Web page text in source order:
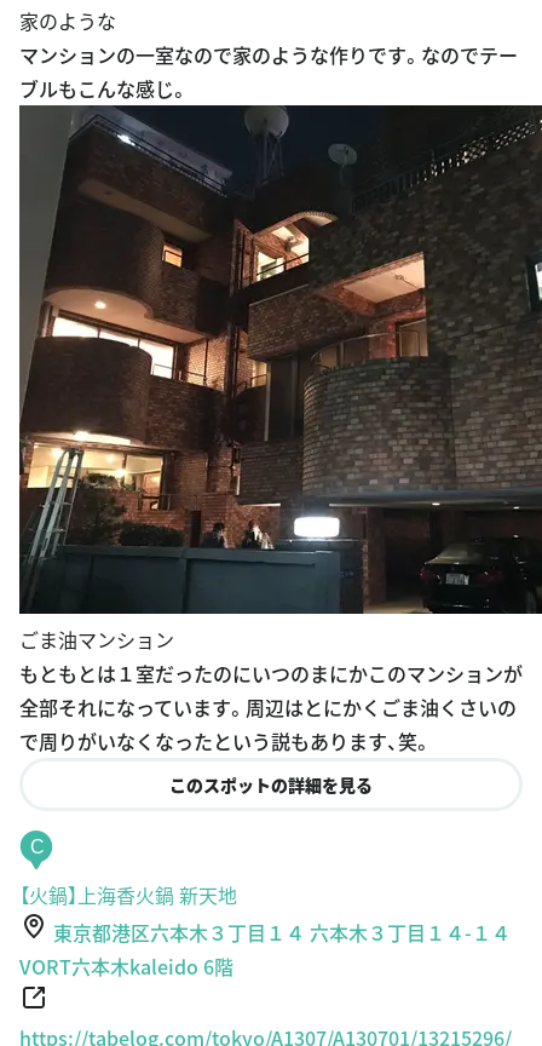
家のような
マンションの一室なので家のような作りです。なのでテー
ブルもこんな感じ。
ごま油マンション
もともとは１室だったのにいつのまにかこのマンションが
全部それになっています。周辺はとにかくごま油くさいの
で周りがいなくなったという説もあります、笑。
このスポットの詳細を見る
C
【火鍋】上海香火鍋 新天地
東京都港区六本木３丁目１４ 六本木３丁目１４-１４
VORT六本木kaleido 6階
https://tabelog.com/tokyo/A1307/A130701/13215296/